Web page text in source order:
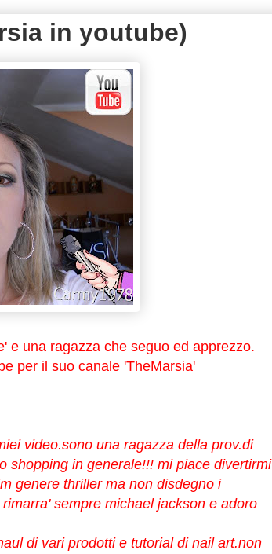
in youtube)
e una ragazza che seguo ed apprezzo.
per il suo canale 'TheMarsia'
video.sono una ragazza della prov.di
shopping in generale!!! mi piace divertirmi
genere thriller ma non disdegno i
sempre michael jackson e adoro
di vari prodotti e tutorial di nail art.non